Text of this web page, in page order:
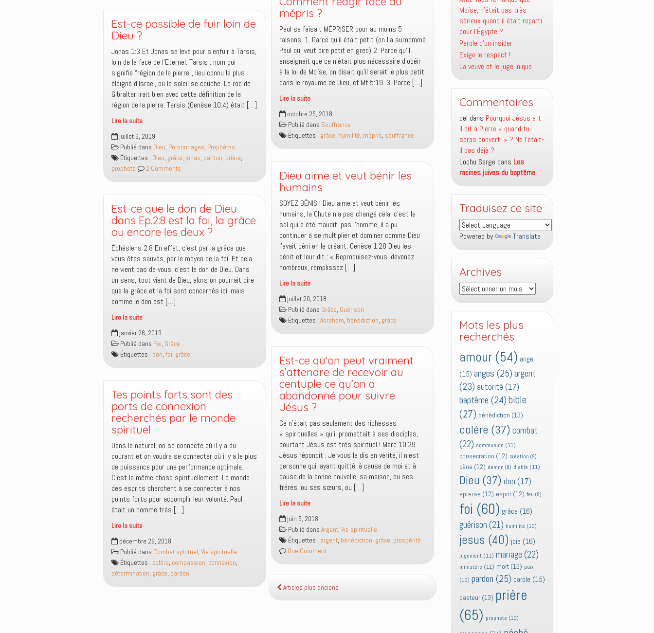
combat
intérieur
Est-ce possible de fuir loin de
Dieu ?
Jonas 1:3 Et Jonas se leva pour s’enfuir à Tarsis,
loin de la face de l’Eternel. Tarsis : nom qui
signifie “région de la pierre”, lieu connu le plus
éloigné d’Israël, où le soleil se couche. Le roc de
Gibraltar irait bien avec cette définition de la
région de la pierre. Tarsis (Genèse 10:4) était […]
Lire la suite
Est-
ce
possible
de
fuir
de
Dieu
?
juillet 6, 2019
Publié dans Dieu, Personnages, Prophètes
Étiquettes : Dieu, grâce, jonas, pardon, prière,
prophete
2 Comments
Est-ce que le don de Dieu
dans Ep.2:8 est la foi, la grâce
ou encore les deux ?
Éphésiens 2:8 En effet, c’est par la grâce que
vous êtes sauvés, par le moyen de la foi. Et cela
ne vient pas de vous, c’est le don de Dieu. Dans
un sens, tout vient de Dieu, alors on pourrait dire
que la grâce et la foi sont concernés ici, mais
comme le don est […]
Lire la suite
Est-
ce
que
le
de
Dieu
dans
Ep.2:8
est
la
foi,
la
grâce
ou
encore
les
deux
janvier 26, 2019
Publié dans Foi, Grâce
Étiquettes : don, foi, grâce
Tes points forts sont des
ports de connexion
recherchés par le monde
spirituel
Dans le naturel, on se connecte où il y a du
courant et on voudra se connecter où il y a le plus
de puissance pour une performance optimale.
C’est la même chose spirituellement. Le monde
des esprits cherchent à se connecter à nos
points forts pour accomplir leur volonté. Paul
était un homme très […]
Lire la suite
Tes
points
forts
sont
des
décembre 29, 2018
Publié dans Combat spirituel, Vie spirituelle
Étiquettes : colère, compassion, connexion,
détermination, grâce, pardon
mépris ?
Paul se faisait MÉPRISER pour au moins 5
raisons. 1. Parce qu’il était petit (on l’a surnommé
Paul qui veut dire petit en grec) 2. Parce qu’il
enseignait que ce n’était plus nécessaire d’obéir
à la loi de Moïse, on disait qu’il serait le plus petit
dans le royaume de Dieu, cf Mt.5:19. 3. Parce […]
Lire la suite
Comment
réagir
face
au
?
octobre 25, 2018
Publié dans Souffrance
Étiquettes : grâce, humilité, mépris, souffrance
Dieu aime et veut bénir les
humains
SOYEZ BÉNIS ! Dieu aime et veut bénir les
humains, la Chute n’a pas changé cela, c’est le
sol qui a été maudit, pas l’homme, il a pu
continuer à se multiplier et dominer comme Dieu
l’avait béni en le créant. Genèse 1:28 Dieu les
bénit et leur dit : « Reproduisez-vous, devenez
nombreux, remplissez […]
Lire la suite
Dieu
aime
et
veut
les
humains
juillet 20, 2018
Publié dans Grâce, Guérison
Étiquettes : Abraham, bénédiction, grâce
Est-ce qu’on peut vraiment
s’attendre de recevoir au
centuple ce qu’on a
abandonné pour suivre
Jésus ?
Ce n’était pas seulement des richesses
« spirituelles » qu’il promettait à ses disciples,
pourtant Jésus est très spirituel ! Marc 10:29
personne qui, ayant quitté, à cause de moi et à
cause de la bonne nouvelle, sa maison, ou ses
frères, ou ses sœurs, ou […]
Lire la suite
Est-
ce
qu’on
peut
vraiment
de
recevoir
juin 5, 2018
Publié dans Argent, Vie spirituelle
Étiquettes : argent, bénédiction, grâce, prospérité
One Comment
Articles plus anciens
Moïse, n’était pas très
sérieux quand il était reparti
pour l’Égypte ?
Parole d’un insider
Exige le respect !
La veuve et le juge inique
Commentaires
del dans Pourquoi Jésus a-t-
il dit à Pierre « quand tu
seras converti » ? Ne l’était-
il pas déjà ?
Lochu Serge dans Les
racines juives du baptême
Traduisez ce site
Powered by Translate
Archives
Archives
Mots les plus
recherchés
amour (54) ange
(15) anges (25) argent
(23) autorité (17)
baptême (24) bible
(27) bénédiction (13)
colère (37) combat
(22) communion (11)
consecration (12) création (9)
cène (12) demon (9) diable (11)
Dieu (37) don (17)
epreuve (12) esprit (12) feu (9)
foi (60) grâce (16)
guérison (21) humilité (10)
jesus (40) joie (16)
jugement (11) mariage (22)
ministère (11) mort (13) paix
(10) pardon (25) parole (15)
pasteur (13) prière
(65) prophete (10)